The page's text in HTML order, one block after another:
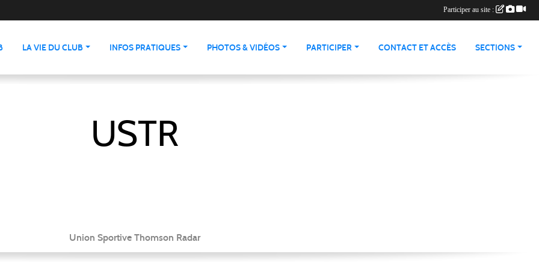
LA VIE DU CLUB INFOS PRATIQUES PHOTOS & VIDÉOS PARTICIPER CONTACT ET ACCÈS SECTIONS
USTR
Union Sportive Thomson Radar
Participer au site :